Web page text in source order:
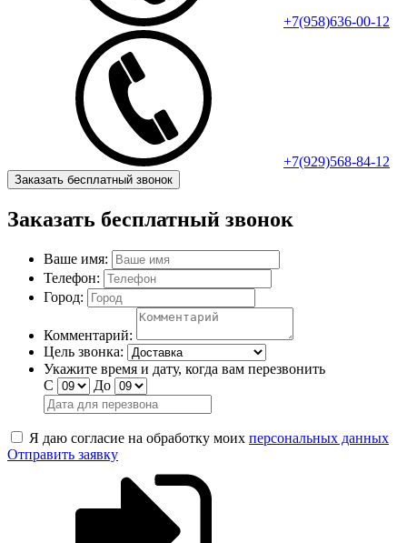
+7(958)636-00-12
+7(929)568-84-12
Заказать бесплатный звонок
Заказать бесплатный звонок
Ваше имя:
Телефон:
Город:
Комментарий:
Цель звонка:
Укажите время и дату, когда вам перезвонить
С
До
Я даю согласие на обработку моих персональных данных
Отправить заявку